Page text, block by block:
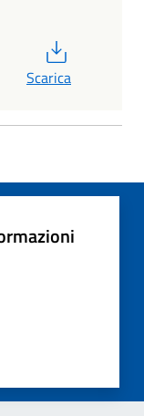
Scarica